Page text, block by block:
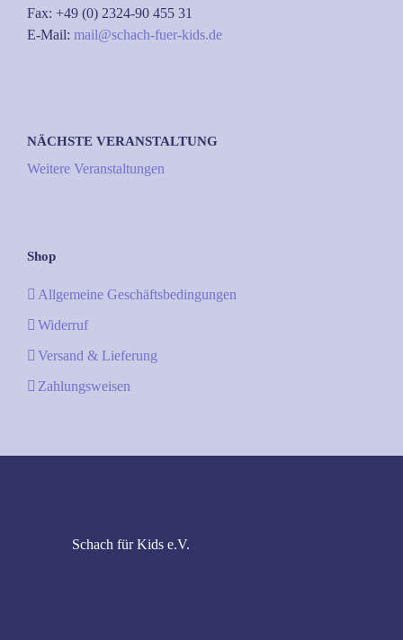
Fax: +49 (0) 2324-90 455 31
E-Mail: mail@schach-fuer-kids.de
NÄCHSTE VERANSTALTUNG
Weitere Veranstaltungen
Shop
Allgemeine Geschäftsbedingungen
Widerruf
Versand & Lieferung
Zahlungsweisen
Schach für Kids e.V.